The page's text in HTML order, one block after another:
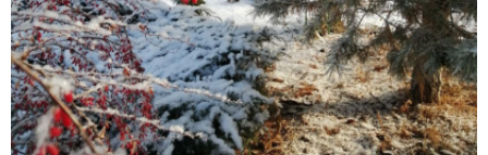
Фото 41
Сейчас обсуждают